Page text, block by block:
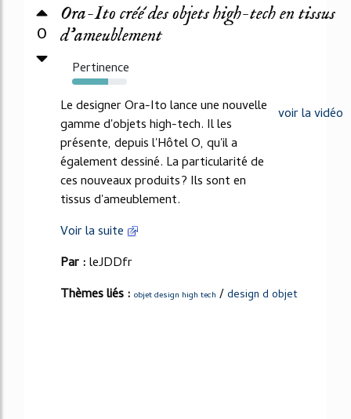
0
Ora-Ito créé des objets high-tech en tissus
d'ameublement
Pertinence
65%
voir la vidéo
Le designer Ora-Ito lance une nouvelle
gamme d'objets high-tech. Il les
présente, depuis l'Hôtel O, qu'il a
également dessiné. La particularité de
ces nouveaux produits? Ils sont en
tissus d'ameublement.
Voir la suite
Par :leJDDfr
Thèmes liés : objet design high tech /design d objet